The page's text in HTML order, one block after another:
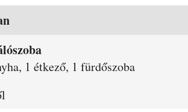
1 étkező, 1 fürdőszoba